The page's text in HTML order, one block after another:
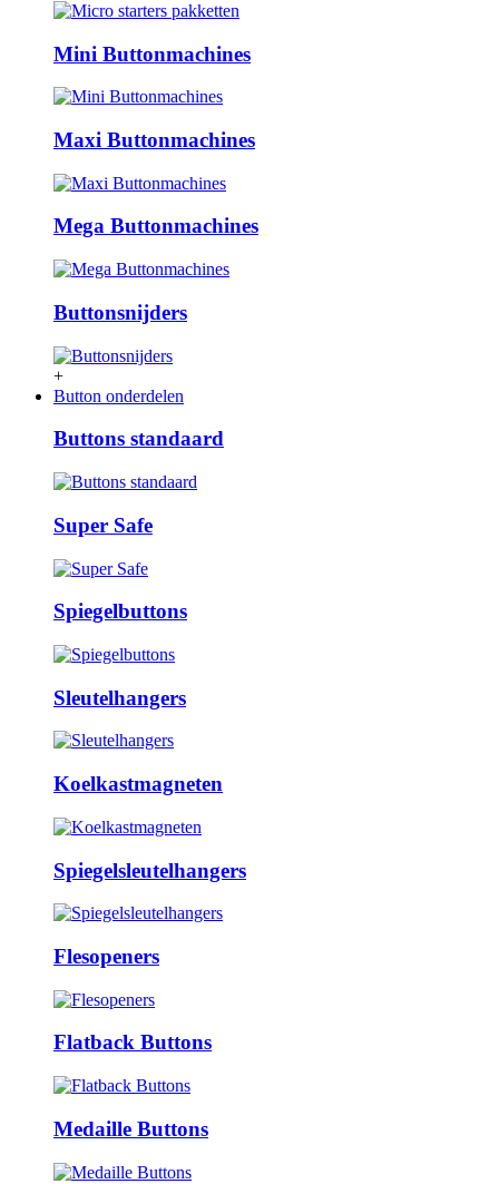
Mini Buttonmachines
Maxi Buttonmachines
Mega Buttonmachines
Buttonsnijders
+
Button onderdelen
Buttons standaard
Super Safe
Spiegelbuttons
Sleutelhangers
Koelkastmagneten
Spiegelsleutelhangers
Flesopeners
Flatback Buttons
Medaille Buttons